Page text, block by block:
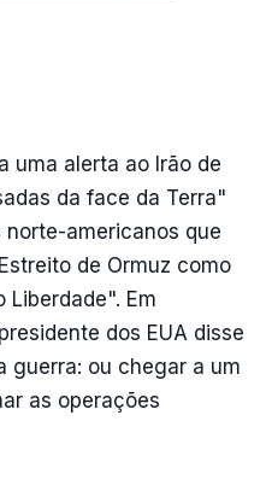
uma alerta ao Irão de
da face da Terra"
americanos que
de Ormuz como
Liberdade". Em
dos EUA disse
guerra: ou chegar a um
as operações